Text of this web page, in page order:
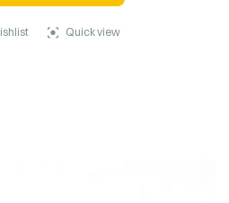
Quick view